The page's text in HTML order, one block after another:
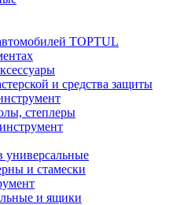
TOPTUL
и средства защиты
степлеры
универсальные
и стамески
и ящики